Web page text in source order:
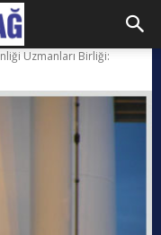
Uzmanları Birliği: